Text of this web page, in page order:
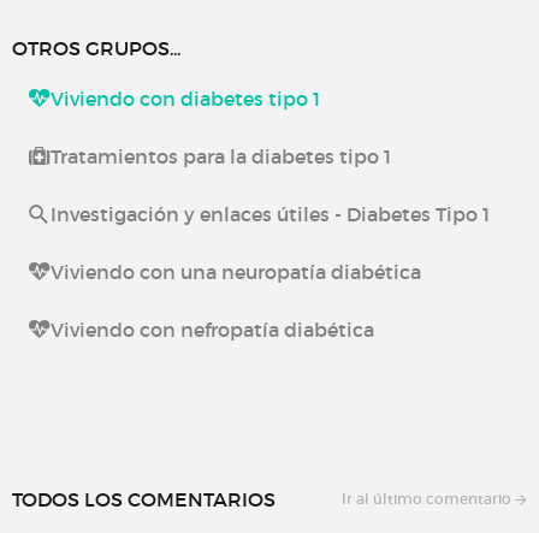
OTROS GRUPOS...
Viviendo con diabetes tipo 1
Tratamientos para la diabetes tipo 1
Investigación y enlaces útiles - Diabetes Tipo 1
Viviendo con una neuropatía diabética
Viviendo con nefropatía diabética
TODOS LOS COMENTARIOS Ir al último comentario